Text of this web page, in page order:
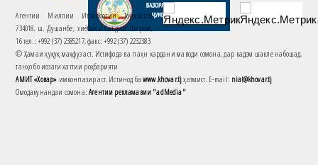
Агентии Миллии Иттилоотии Тоҷикистон
734018. ш. Душанбе, хиёбони Саъдии Шерозӣ,
16 тел.: +992 (37) 2385217, факс: +992 (37) 2232383
© Ҳамаи ҳуқуқ маҳфуз аст. Истифода ва паҳн кардани маводи сомона, дар кадом шакле набошад,
танҳо бо иҷозати хаттии роҳбарияти
АМИТ «Ховар» имконпазир аст. Истинод баwww.khovar.tjҳатмист. E-mail: niat@khovar.tj
Омодакунандаи сомона:Агентии рекламавии "adMedia"